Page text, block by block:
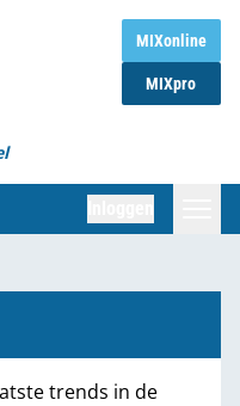
MIXonline
MIXpro
trends in de